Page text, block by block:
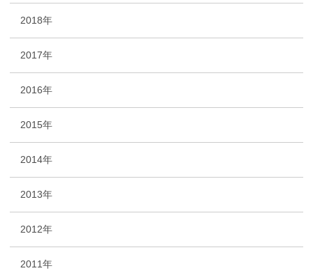
2018年
2017年
2016年
2015年
2014年
2013年
2012年
2011年